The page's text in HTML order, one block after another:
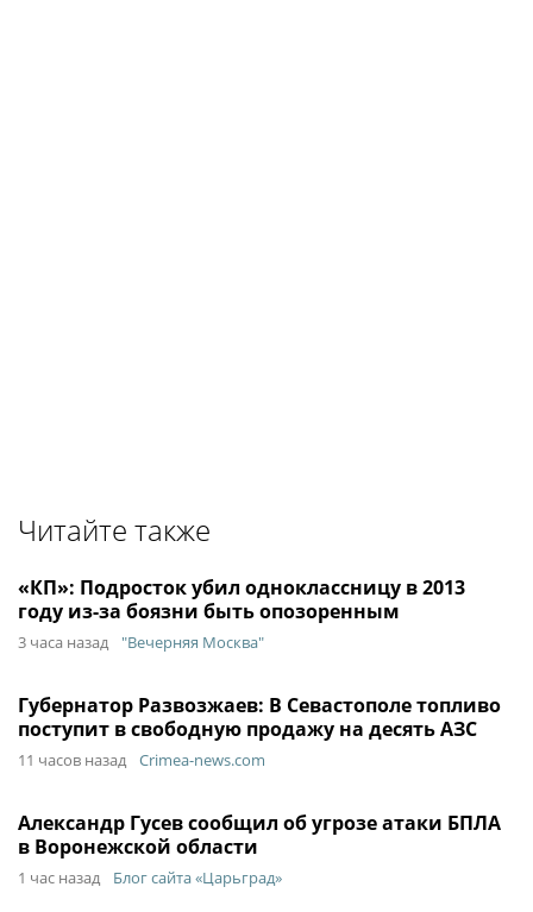
Читайте также
«КП»: Подросток убил одноклассницу в 2013
году из-за боязни быть опозоренным
3 часа назад "Вечерняя Москва"
Губернатор Развозжаев: В Севастополе топливо
поступит в свободную продажу на десять АЗС
11 часов назад Crimea-news.com
Александр Гусев сообщил об угрозе атаки БПЛА
в Воронежской области
1 час назад Блог сайта «Царьград»